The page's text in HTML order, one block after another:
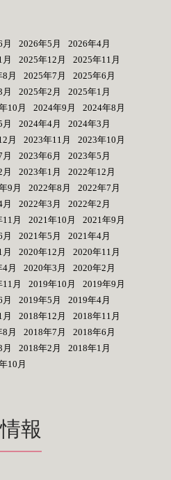
月 2026年5月
2026年4月
月 2025年12月
2025年11月
8月 2025年7月
2025年6月
月 2025年2月
2025年1月
10月 2024年9月
2024年8月
月 2024年4月
2024年3月
月 2023年11月
2023年10月
月 2023年6月
2023年5月
月 2023年1月
2022年12月
9月 2022年8月
2022年7月
月 2022年3月
2022年2月
11月 2021年10月
2021年9月
月 2021年5月
2021年4月
月 2020年12月
2020年11月
4月 2020年3月
2020年2月
11月 2019年10月
2019年9月
月 2019年5月
2019年4月
月 2018年12月
2018年11月
8月 2018年7月
2018年6月
月 2018年2月
2018年1月
10月
報